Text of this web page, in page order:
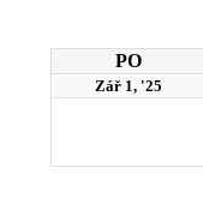
PO
Zář 1, '25